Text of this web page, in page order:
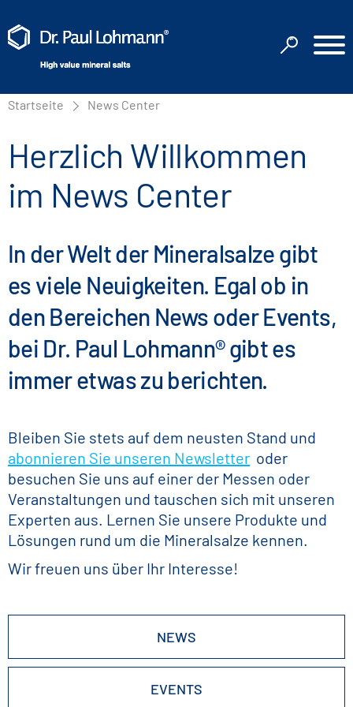
Startseite News Center
Herzlich Willkommen
im News Center
In der Welt der Mineralsalze gibt
es viele Neuigkeiten. Egal ob in
den Bereichen News oder Events,
bei Dr. Paul Lohmann® gibt es
immer etwas zu berichten.
Bleiben Sie stets auf dem neusten Stand und
abonnieren Sie unseren Newsletter oder
besuchen Sie uns auf einer der Messen oder
Veranstaltungen und tauschen sich mit unseren
Experten aus. Lernen Sie unsere Produkte und
Lösungen rund um die Mineralsalze kennen.
Wir freuen uns über Ihr Interesse!
NEWS
EVENTS